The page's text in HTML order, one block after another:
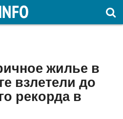
жилье в
взлетели до
рекорда в